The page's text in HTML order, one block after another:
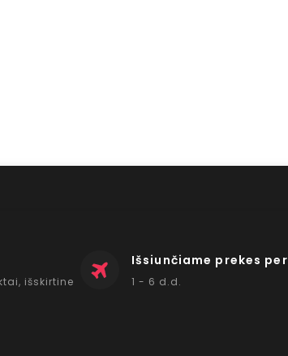
išskirtine
Išsiunčiame prekes per
1 - 6 d.d.